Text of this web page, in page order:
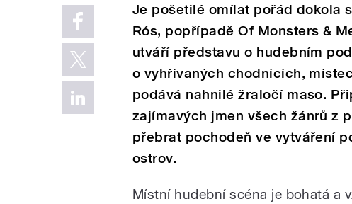
Je pošetilé omílat pořád dokola
Rós, popřípadě Of Monsters &
utváří představu o hudebním
o vyhřívaných chodnících,
podává nahnilé žraločí maso.
zajímavých jmen všech žánrů z
přebrat pochodeň ve vytváření
ostrov.
Místní hudební scéna je bohatá a